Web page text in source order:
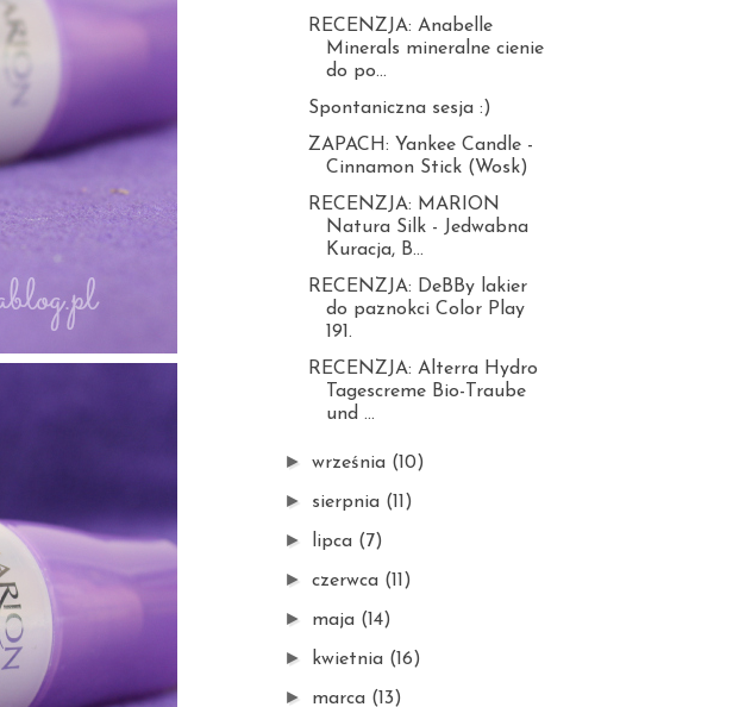
RECENZJA: Anabelle
Minerals mineralne cienie
do po...
Spontaniczna sesja :)
ZAPACH: Yankee Candle -
Cinnamon Stick (Wosk)
RECENZJA: MARION
Natura Silk - Jedwabna
Kuracja, B...
RECENZJA: DeBBy lakier
do paznokci Color Play
191.
RECENZJA: Alterra Hydro
Tagescreme Bio-Traube
und ...
►września (10)
► sierpnia (11)
► lipca (7)
►czerwca (11)
► maja (14)
► kwietnia (16)
► marca (13)